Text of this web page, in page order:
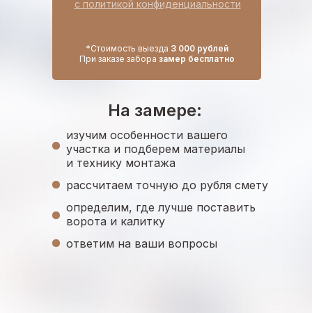
На замере:
*Стоимость выезда 3 000 рублей
При заказе забора замер бесплатно
изучим особенности вашего
участка и подберем материалы
и технику монтажа
рассчитаем точную до рубля смету
определим, где лучше поставить
ворота и калитку
ответим на ваши вопросы
с политикой конфиденциальности